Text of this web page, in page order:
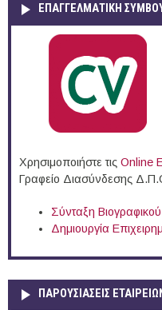
ΕΠΑΓΓΕΛΜΑΤΙΚΉ
Χρησιμοποιήστε τις Online
Γραφείο Διασύνδεσης
Σύνταξη
Δημιουργία
ΠΑΡΟΥΣΙΆΣΕΙΣ